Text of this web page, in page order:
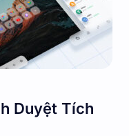
Duyệt Tích